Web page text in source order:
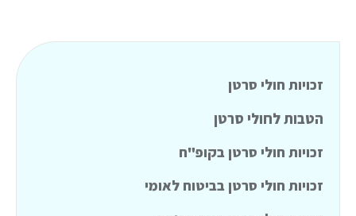
זכויות חולי סרטן
הטבות לחולי סרטן
זכויות חולי סרטן בקופ"ח
זכויות חולי סרטן בביטוח לאומי